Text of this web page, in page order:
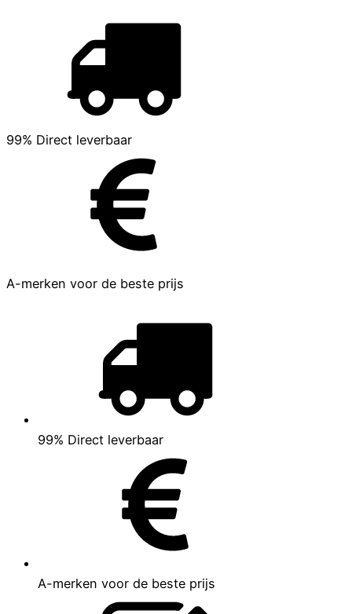
99% Direct leverbaar
A-merken voor de beste prijs
99% Direct leverbaar
A-merken voor de beste prijs